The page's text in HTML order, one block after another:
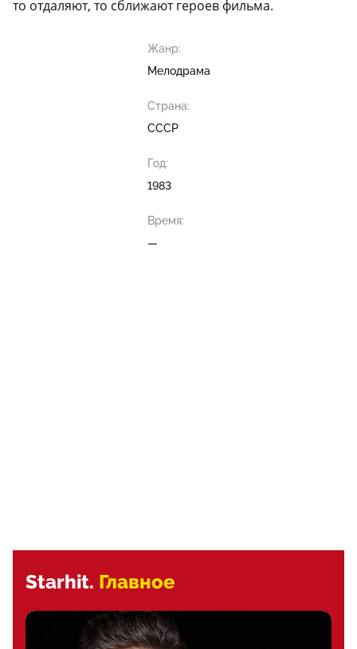
то отдаляют, то сближают героев фильма.
Жанр:
Мелодрама
Страна:
СССР
Год:
1983
Время:
—
Starhit. Главное